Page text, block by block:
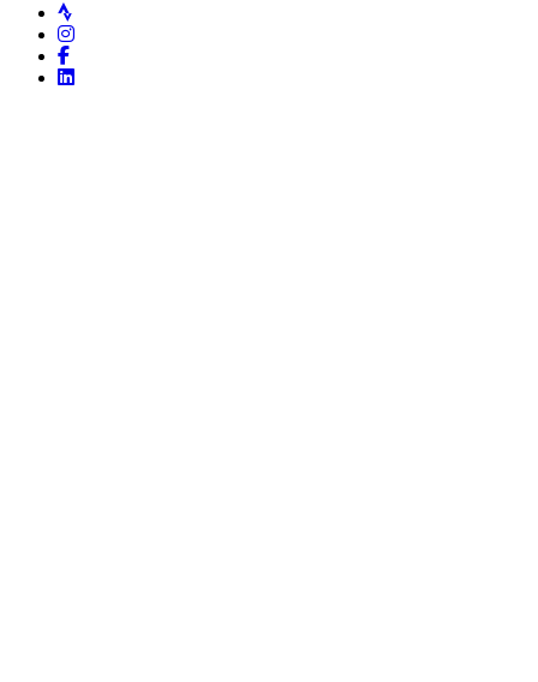
Strava
Instagram
Facebook
LinkedIn